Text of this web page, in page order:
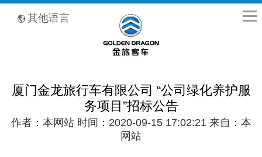
其他语言
厦门金龙旅行车有限公司 “公司绿化养护服
务项目”招标公告
作者：本网站 时间：2020-09-15 17:02:21 来自：本
网站